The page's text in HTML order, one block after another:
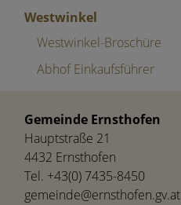
Westwinkel
Westwinkel-Broschüre
Abhof Einkaufsführer
Gemeinde Ernsthofen
Hauptstraße 21
4432 Ernsthofen
Tel. +43(0) 7435-8450
gemeinde@ernsthofen.gv.at